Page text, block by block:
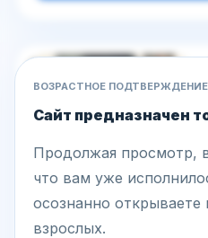
Другие фото этой модели
ВОЗРАСТНОЕ ПОДТВЕРЖДЕНИЕ
Сайт предназначен
Продолжая просмотр,
что вам уже
осознанно открываете
взрослых.